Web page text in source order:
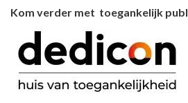
Kom verder met toegankelijk